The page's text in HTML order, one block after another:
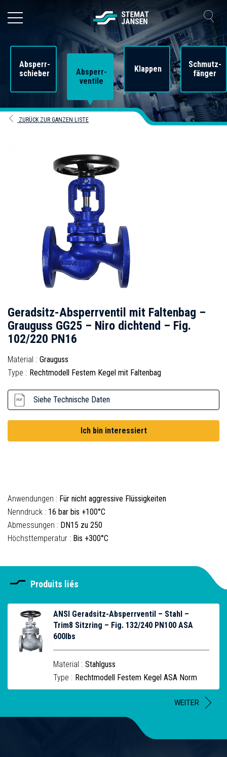
Absperr-
schieber
Absperr-
ventile
Klappen
Schmutz-
fänger
ZURÜCK ZUR GANZEN LISTE
Geradsitz-Absperrventil mit Faltenbag –
Grauguss GG25 – Niro dichtend – Fig.
102/220 PN16
Material : Grauguss
Type : Rechtmodell Festem Kegel mit Faltenbag
Siehe Technische Daten
Ich bin interessiert
Anwendungen : Für nicht aggressive Flüssigkeiten
Nenndruck : 16 bar bis +100°C
Abmessungen : DN15 zu 250
Höchsttemperatur : Bis +300°C
Produits liés
ANSI Geradsitz-Absperrventil – Stahl –
Trim8 Sitzring – Fig. 132/240 PN100 ASA
600lbs
Material : Stahlguss
Type : Rechtmodell Festem Kegel ASA Norm
WEITER